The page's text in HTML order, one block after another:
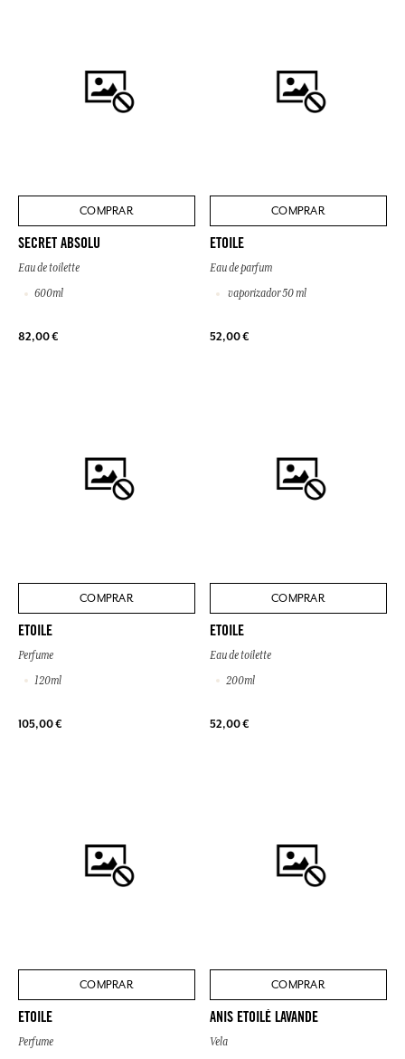
COMPRAR
SECRET ABSOLU
Eau de toilette
600ml
82,00 €
COMPRAR
ETOILE
Eau de parfum
vaporizador 50 ml
52,00 €
COMPRAR
ETOILE
Perfume
120ml
105,00 €
COMPRAR
ETOILE
Eau de toilette
200ml
52,00 €
COMPRAR
ETOILE
Perfume
COMPRAR
ANIS ETOILÉ LAVANDE
Vela